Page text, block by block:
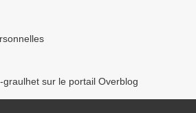
sur le portail Overblog